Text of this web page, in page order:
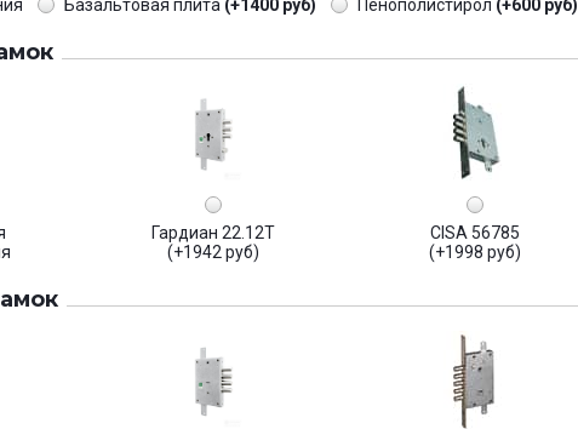
Базальтовая плита (+1400 руб) Пенополистирол (+600 руб)
Гардиан 22.12Т
(+1942 руб)
CISA 56785
(+1998 руб)